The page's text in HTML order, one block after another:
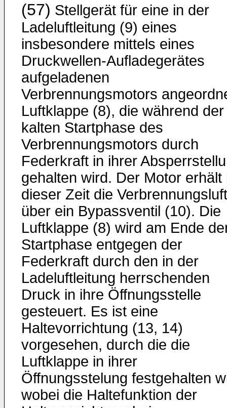
(57) Stellgerät für eine in der
Ladeluftleitung (9) eines
insbesondere mittels eines
Druckwellen-Aufladegerätes
aufgeladenen
Verbrennungsmotors
Luftklappe (8), die während der
kalten Startphase des
Verbrennungsmotors durch
Federkraft in ihrer
gehalten wird. Der Motor erhält
dieser Zeit die Verbrennungsluft
über ein Bypassventil (10). Die
Luftklappe (8) wird am Ende
Startphase entgegen der
Federkraft durch den in der
Ladeluftleitung herrschenden
Druck in ihre Öffnungsstelle
gesteuert. Es ist eine
Haltevorrichtung (13, 14)
vorgesehen, durch die die
Luftklappe in ihrer
Öffnungsstelung festgehalten
wobei die Haltefunktion der